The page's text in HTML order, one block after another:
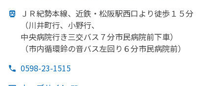
ＪＲ紀勢本線、 近鉄・松阪駅西口より徒歩１５分
（川井町行、 小野行、
中央病院行き三交バス７分市民病院前下車）
（市内循環鈴の音バス左回り６分市民病院前）
0598-23-1515